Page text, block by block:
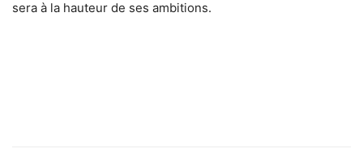
sera à la hauteur de ses ambitions.